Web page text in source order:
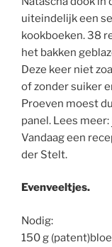
uiteindelijk een
kookboeken. 38
het bakken
Deze keer niet
of zonder suiker
Proeven moest
panel. Lees meer:
Vandaag een
der Stelt.
Evenveeltjes.
Nodig:
150 g